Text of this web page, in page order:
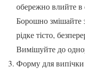
обережно влийте в
Борошно змішайте
рідке тісто,
Вимішуйте до
Форму для випічки